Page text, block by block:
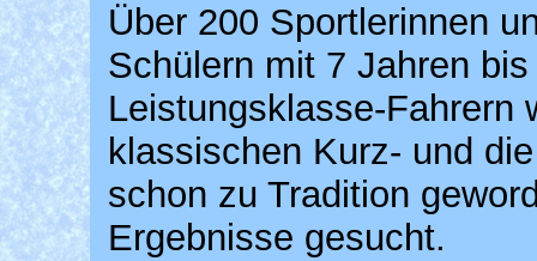
Über 200 Sportlerinnen
Schülern mit 7 Jahren
Leistungsklasse-Fahrern
klassischen Kurz- und
schon zu Tradition
Ergebnisse gesucht.